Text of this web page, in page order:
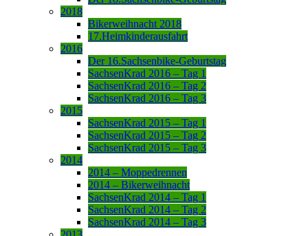
2018
Bikerweihnacht 2018
17.Heimkinderausfahrt
2016
Der 16.Sachsenbike-Geburtstag
SachsenKrad 2016 – Tag 1
SachsenKrad 2016 – Tag 2
SachsenKrad 2016 – Tag 3
2015
SachsenKrad 2015 – Tag 1
SachsenKrad 2015 – Tag 2
SachsenKrad 2015 – Tag 3
2014
2014 – Moppedrennen
2014 – Bikerweihnacht
SachsenKrad 2014 – Tag 1
SachsenKrad 2014 – Tag 2
SachsenKrad 2014 – Tag 3